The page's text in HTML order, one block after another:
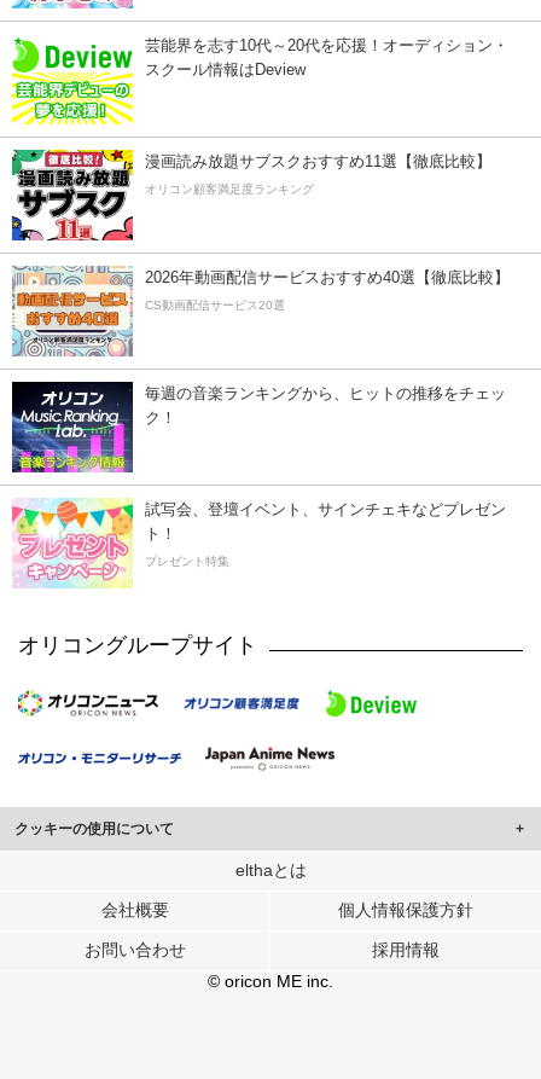
芸能界を志す10代～20代を応援！オーディション・
スクール情報はDeview
漫画読み放題サブスクおすすめ11選【徹底比較】
オリコン顧客満足度ランキング
2026年動画配信サービスおすすめ40選【徹底比較】
CS動画配信サービス20選
毎週の音楽ランキングから、ヒットの推移をチェッ
ク！
試写会、登壇イベント、サインチェキなどプレゼン
ト！
プレゼント特集
オリコングループサイト
クッキーの使用について
このサイトでは Cookie を使用して、ユーザーに合わせたコンテンツや広告の
行っています。
メディアや広告配信、データ解析の各パートナーに提供しています。
各パートナーは、この情報とユーザーが各パートナーに提供した他の情報や、
ユーザーが各パートナーのサービスを使用したときに収集した他の情報を組み
elthaとは
会社概要 個人情報保護方針
お問い合わせ
採用情報
© oricon ME inc.